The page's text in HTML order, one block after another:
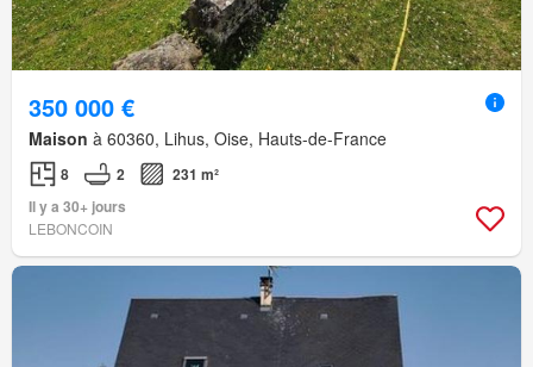
350 000 €
Maison à 60360, Lihus, Oise, Hauts-de-France
8 2
231 m²
Il y a 30+ jours
LEBONCOIN